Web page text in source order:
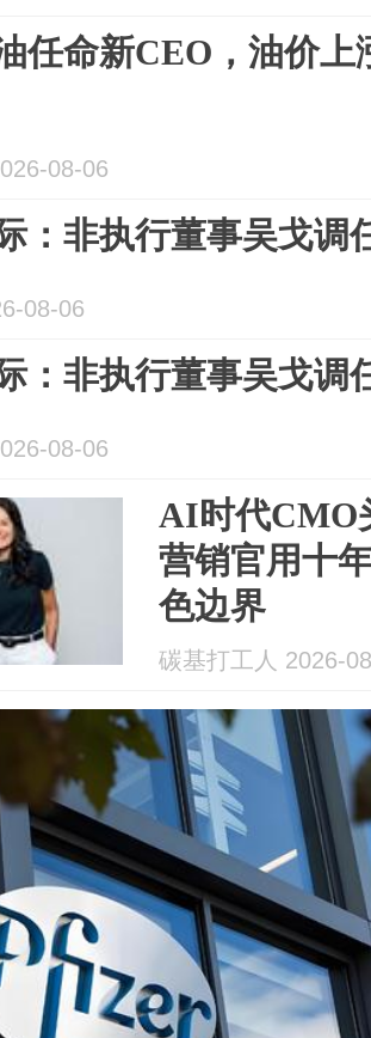
任命新CEO，油价上
08-06
：非执行董事吴戈调
08-06
：非执行董事吴戈调
08-06
AI时代CMO
营销官用十
色边界
碳基打工人 2026-